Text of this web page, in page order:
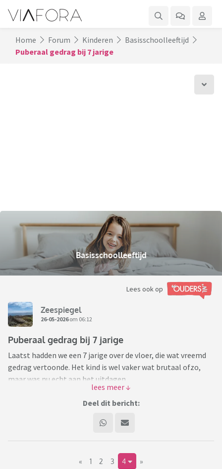
Home Forum Kinderen
Basisschoolleeftijd
Puberaal gedrag bij 7 jarige
Basisschoolleeftijd
Lees ook op
Zeespiegel
26-05-2026om 06:12
Puberaal gedrag bij 7 jarige
Laatst hadden we een 7 jarige over de vloer, die wat vreemd
gedrag vertoonde. Het kind is wel vaker wat brutaal ofzo,
maar was nu echt aan het uitdagen.
Ik weet eigenlijk niet zo goed hoe ik daar mee om moet
gaan. En ik vraag me ook af of het niet een symptoom is van
De kinderen liepen in eerste instantie zonder kleren door het
huis. Zwemkleding buiten uitgedaan, droge kleding boven op
slaapkamer. Ik heb ze gezegd dat dat niet de bedoeling was.
De 7 jarige leek dat op te vatten als een uitdaging. Deed het
Deel dit bericht:
« 1 2 3 4 »